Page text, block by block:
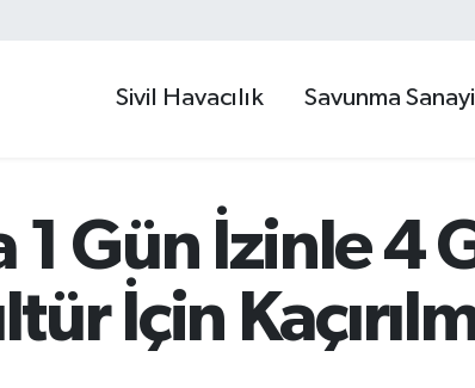
Sivil Havacılık Savunma
1 Gün İzinle 4
İçin